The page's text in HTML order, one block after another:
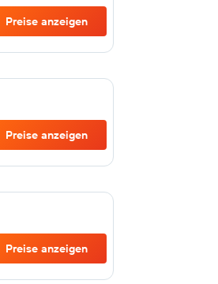
Preise anzeigen
Preise anzeigen
Preise anzeigen